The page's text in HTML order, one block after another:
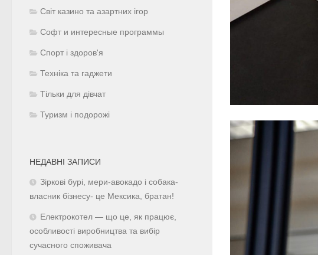
Світ казино та азартних ігор
Софт и интересные программы
Спорт і здоров'я
Техніка та гаджети
Тільки для дівчат
Туризм і подорожі
НЕДАВНІ ЗАПИСИ
Зіркові бурі, мери-авокадо і собака-
власник бізнесу- це Мексика, братан!
Електрокотел — що це, як працює,
особливості виробництва та вибір
сучасного споживача